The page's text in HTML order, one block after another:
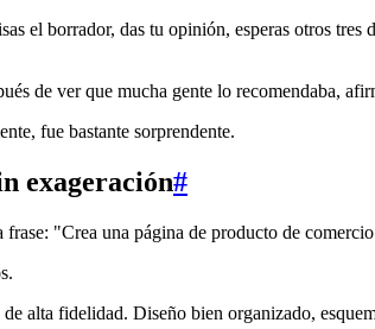
el borrador, das tu opinión, esperas otros
de ver que mucha gente lo recomendaba,
fue bastante sorprendente.
exageración#
"Crea una página de producto de
alta fidelidad. Diseño bien organizado,